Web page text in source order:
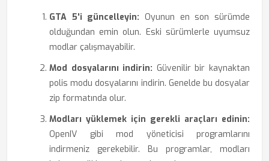
GTA 5'i güncelleyin: Oyunun en son sürümde
olduğundan emin olun. Eski sürümlerle uyumsuz
modlar çalışmayabilir.
Mod dosyalarını indirin: Güvenilir bir kaynaktan
polis modu dosyalarını indirin. Genelde bu dosyalar
zip formatında olur.
Modları yüklemek için gerekli araçları edinin:
OpenIV gibi mod yöneticisi programlarını
indirmeniz gerekebilir. Bu programlar, modları